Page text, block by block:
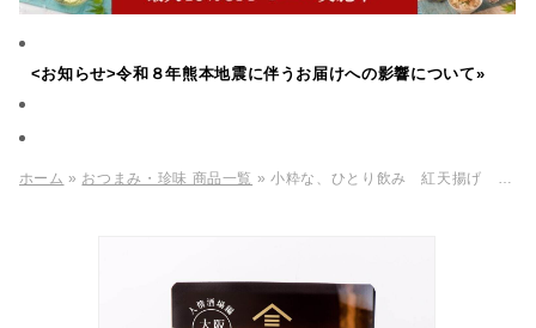
<お知らせ>令和８年熊本地震に伴うお届けへの影響について»
ホーム » おつまみ・珍味 商品一覧 » 小粋な、ひとり飲み 紅天揚げ 80g